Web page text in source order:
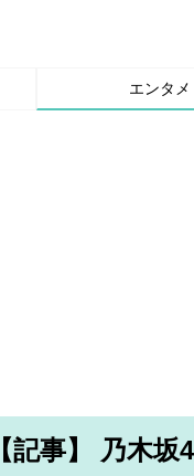
エンタメ
【記事】 乃木